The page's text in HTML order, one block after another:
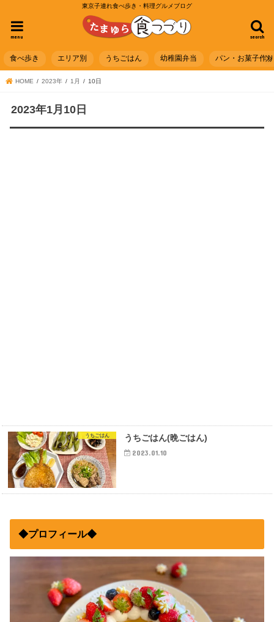
東京子連れ食べ歩き・料理グルメブログ
search
menu
食べ歩き エリア別 うちごはん 幼稚園弁当 パン・お菓子作り
HOME 2023年 1月 10日
2023年1月10日
うちごはん うちごはん(晩ごはん)
2023.01.10
◆プロフィール◆